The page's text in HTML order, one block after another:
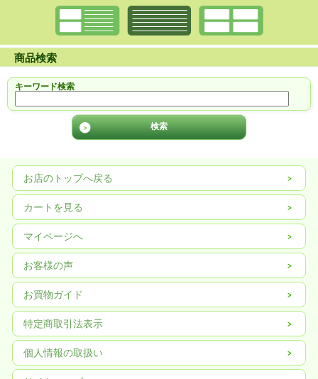
商品検索
キーワード検索
お店のトップへ戻る
カートを見る
マイページへ
お客様の声
お買物ガイド
特定商取引法表示
個人情報の取扱い